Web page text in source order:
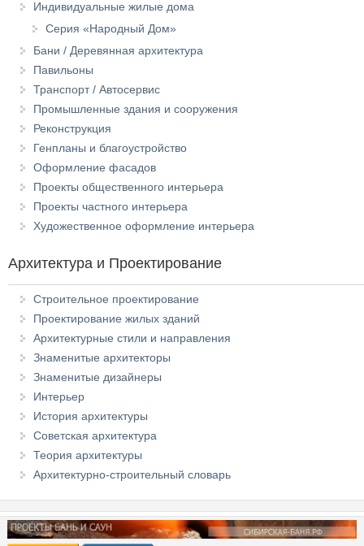
Индивидуальные жилые дома
Серия «Народный Дом»
Бани / Деревянная архитектура
Павильоны
Транспорт / Автосервис
Промышленные здания и сооружения
Реконструкция
Генпланы и благоустройство
Оформление фасадов
Проекты общественного интерьера
Проекты частного интерьера
Художественное оформление интерьера
Архитектура и Проектирование
Строительное проектирование
Проектирование жилых зданий
Архитектурные стили и направления
Знаменитые архитекторы
Знаменитые дизайнеры
Интерьер
История архитектуры
Советская архитектура
Теория архитектуры
Архитектурно-строительный словарь